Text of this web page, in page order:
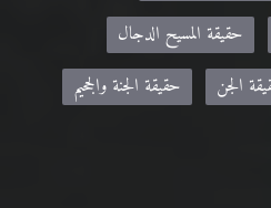
حقيقة المسيح الدجال
الجن
حقيقة الجنة والجحيم